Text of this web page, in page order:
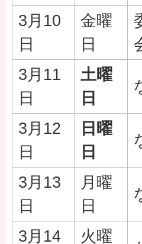
3月10
日
金曜
日
3月11
日
土曜
日
3月12
日
日曜
日
3月13
日
月曜
日
3月14
火曜